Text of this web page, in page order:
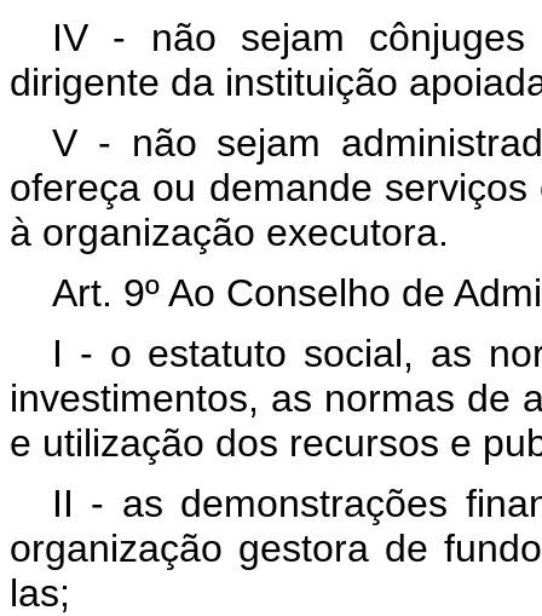
IV - não sejam
dirigente da instituição
V - não sejam
ofereça ou demande
à organização executora.
Art. 9º Ao Conselho de
I - o estatuto social, as
investimentos, as normas de
e utilização dos recursos e
II - as demonstrações
organização gestora de
las;